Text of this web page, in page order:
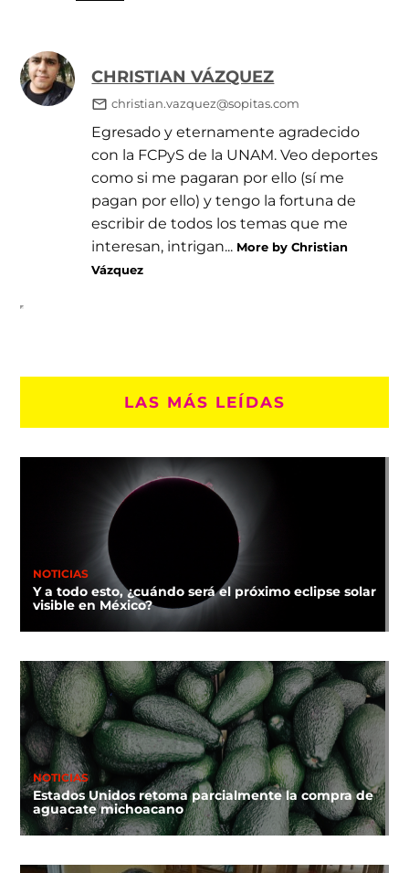
CHRISTIAN VÁZQUEZ
christian.vazquez@sopitas.com
Egresado y eternamente agradecido
con la FCPyS de la UNAM. Veo deportes
como si me pagaran por ello (sí me
pagan por ello) y tengo la fortuna de
escribir de todos los temas que me
interesan, intrigan... More by Christian
Vázquez
LAS MÁS LEÍDAS
NOTICIAS
Y a todo esto, ¿cuándo será el próximo eclipse solar
visible en México?
NOTICIAS
Estados Unidos retoma parcialmente la compra de
aguacate michoacano